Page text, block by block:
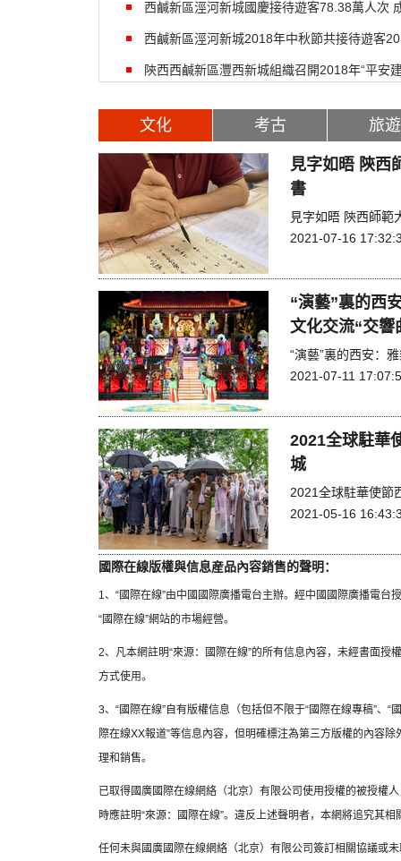
西鹹新區涇河新城國慶接待遊客78.38萬人次
西鹹新區涇河新城2018年中秋節共接待遊客
陝西西鹹新區灃西新城組織召開2018年“平安
文化 考古 旅遊
見字如晤 陝西
書
見字如晤 陝西師範
2021-07-16
“演藝”裏的西
文化交流“交響
“演藝”裏的西安：
2021-07-11
2021全球駐華
城
2021全球駐華使節
2021-05-16
國際在線版權與信息産品內容銷售的聲明：
1、“國際在線”由中國國際廣播電台主辦。經中國國際廣播電
“國際在線”網站的市場經營。
2、凡本網註明“來源：國際在線”的所有信息內容，未經書面
方式使用。
3、“國際在線”自有版權信息（包括但不限于“國際在線專稿”、“
際在線XX報道”等信息內容，但明確標注為第三方版權的內容
理和銷售。
已取得國廣國際在線網絡（北京）有限公司使用授權的被授權
時應註明“來源：國際在線”。違反上述聲明者，本網將追究其相
任何未與國廣國際在線網絡（北京）有限公司簽訂相關協議或